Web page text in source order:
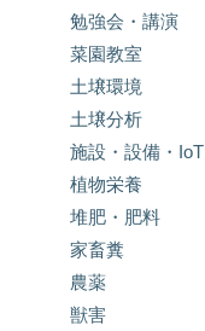
勉強会・講演
菜園教室
土壌環境
土壌分析
施設・設備・IoT
植物栄養
堆肥・肥料
家畜糞
農薬
獣害